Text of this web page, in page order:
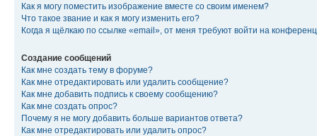
Как я могу поместить изображение вместе со своим именем?
Что такое звание и как я могу изменить его?
Когда я щёлкаю по ссылке «email», от меня требуют войти на
Создание сообщений
Как мне создать тему в форуме?
Как мне отредактировать или удалить сообщение?
Как мне добавить подпись к своему сообщению?
Как мне создать опрос?
Почему я не могу добавить больше вариантов ответа?
Как мне отредактировать или удалить опрос?